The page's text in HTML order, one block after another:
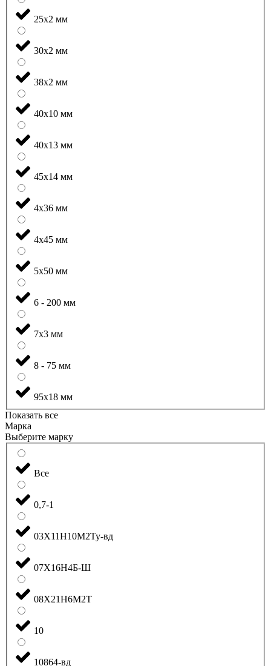
25x2 мм
30x2 мм
38x2 мм
40x10 мм
40x13 мм
45x14 мм
4x36 мм
4x45 мм
5x50 мм
6 - 200 мм
7x3 мм
8 - 75 мм
95x18 мм
Показать все
Марка
Выберите марку
Все
0,7-1
03Х11Н10М2Ту-вд
07Х16Н4Б-Ш
08Х21Н6М2Т
10
10864-вд